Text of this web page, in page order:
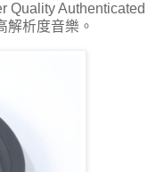
Quality Authenticated
解析度音樂。